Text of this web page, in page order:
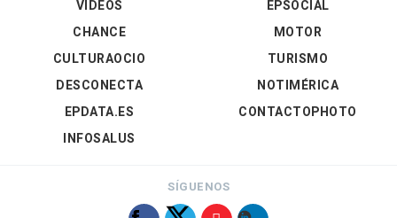
VÍDEOS
EPSOCIAL
CHANCE
CULTURAOCIO
DESCONECTA
EPDATA.ES
INFOSALUS
MOTOR
TURISMO
NOTIMÉRICA
CONTACTOPHOTO
SÍGUENOS